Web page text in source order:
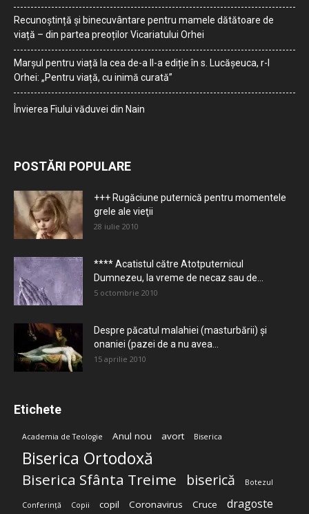
Recunoștință și binecuvântare pentru mamele dătătoare de
viață – din partea preoților Vicariatului Orhei
Marșul pentru viață la cea de-a II-a ediție în s. Lucășeuca, r-l
Orhei: „Pentru viață, cu inimă curată”
Învierea Fiului văduvei din Nain
POSTĂRI POPULARE
+++ Rugăciune puternică pentru momentele
grele ale vieţii
28 iulie 2010
**** Acatistul către Atotputernicul
Dumnezeu, la vreme de necaz sau de...
5 octombrie 2010
Despre păcatul malahiei (masturbării) şi
onaniei (pazei de a nu avea...
15 aprilie 2010
Etichete
Academia de Teologie Anul nou avort Biserica
Biserica Ortodoxă
Biserica Sfânta Treime biserică Botezul
Conferință Copii copil Coronavirus Cruce dragoste